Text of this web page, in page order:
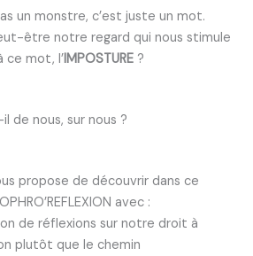
un monstre, c’est juste un mot.
être notre regard qui nous stimule
ce mot, l’IMPOSTURE ?
de nous, sur nous ?
propose de découvrir dans ce
avec :
de réflexions sur notre droit à
plutôt que le chemin